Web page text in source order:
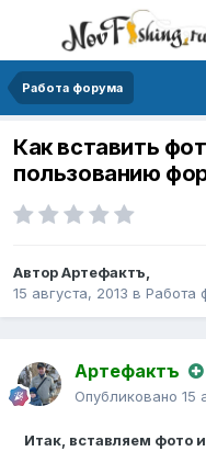
Работа форума
Как вставить
пользованию
АвторАртефактъ,
15 августа, 2013 в Работа
Артефактъ
Опубликовано 15
Итак, вставляем фото